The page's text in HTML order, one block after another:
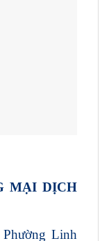
MẠI DỊCH
Linh